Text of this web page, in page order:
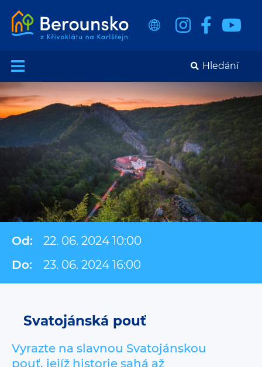
Od:
22. 06. 2024 10:00
Do:
23. 06. 2024 16:00
Svatojánská pouť
Vyrazte na slavnou Svatojánskou
pouť, jejíž historie sahá až